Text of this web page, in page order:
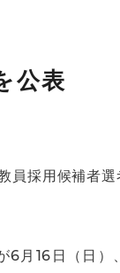
公表
員採用候補者
6月16日（日）